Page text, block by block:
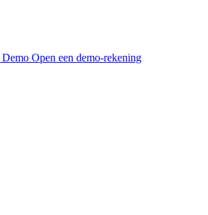
Demo Open een demo-rekening